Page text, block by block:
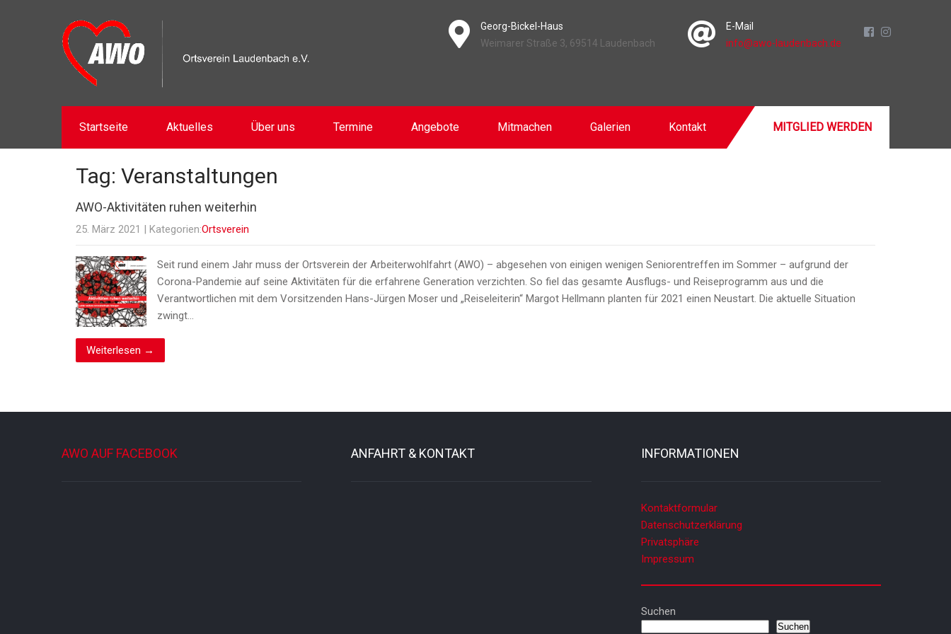
Georg-Bickel-Haus
Weimarer Straße 3, 69514 Laudenbach
E-Mail
info@awo-laudenbach.de
Startseite Aktuelles Über uns Termine Angebote Mitmachen Galerien Kontakt MITGLIED WERDEN
Tag: Veranstaltungen
AWO-Aktivitäten ruhen weiterhin
25. März 2021 | Kategorien:Ortsverein
Seit rund einem Jahr muss der Ortsverein der Arbeiterwohlfahrt (AWO) – abgesehen von einigen wenigen Seniorentreffen im Sommer – aufgrund der
Corona-Pandemie auf seine Aktivitäten für die erfahrene Generation verzichten. So fiel das gesamte Ausflugs- und Reiseprogramm aus und die
Verantwortlichen mit dem Vorsitzenden Hans-Jürgen Moser und „Reiseleiterin“ Margot Hellmann planten für 2021 einen Neustart. Die aktuelle Situation
zwingt…
Weiterlesen →
AWO AUF FACEBOOK ANFAHRT & KONTAKT INFORMATIONEN
Kontaktformular
Datenschutzerklärung
Privatsphäre
Impressum
Suchen
Suchen